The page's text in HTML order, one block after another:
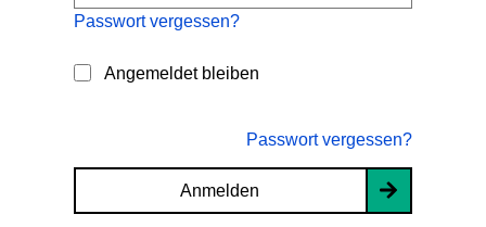
Passwort vergessen?
Angemeldet bleiben
Passwort vergessen?
Anmelden